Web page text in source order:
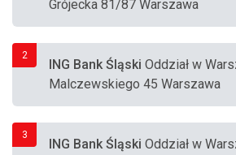
Grójecka 81/87 Warszawa
2
ING Bank Śląski Oddział w
Malczewskiego 45 Warszawa
3
ING Bank Śląski Oddział w